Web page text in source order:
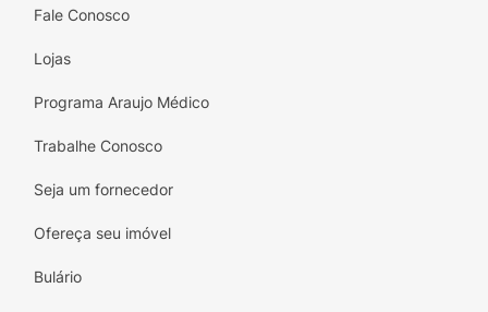
Fale Conosco
Lojas
Programa Araujo Médico
Trabalhe Conosco
Seja um fornecedor
Ofereça seu imóvel
Bulário